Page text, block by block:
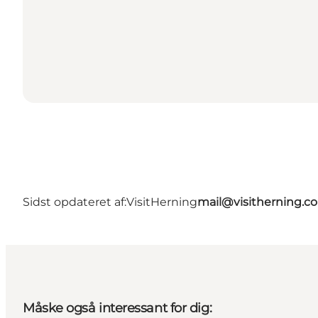
Sidst opdateret af:VisitHerning
Måske også interessant for dig: